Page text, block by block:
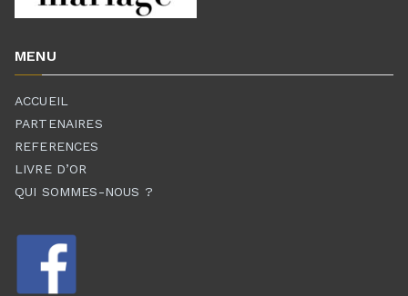
MENU
ACCUEIL
PARTENAIRES
REFERENCES
LIVRE D’OR
QUI SOMMES-NOUS ?